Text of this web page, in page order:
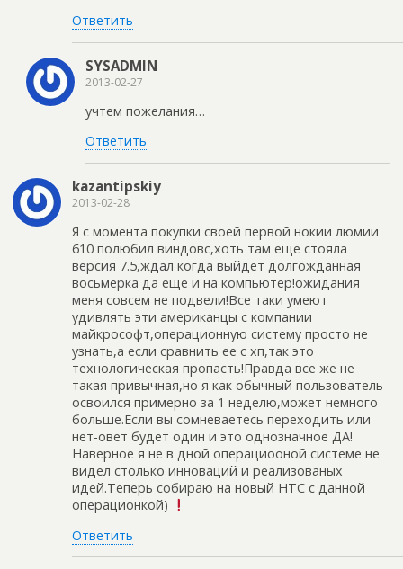
Ответить
SYSADMIN
2013-02-27
учтем пожелания…
Ответить
kazantipskiy
2013-02-28
Я с момента покупки своей первой нокии люмии
610 полюбил виндовс,хоть там еще стояла
версия 7.5,ждал когда выйдет долгожданная
восьмерка да еще и на компьютер!ожидания
меня совсем не подвели!Все таки умеют
удивлять эти американцы с компании
майкрософт,операционную систему просто не
узнать,а если сравнить ее с хп,так это
технологическая пропасть!Правда все же не
такая привычная,но я как обычный пользователь
освоился примерно за 1 неделю,может немного
больше.Если вы сомневаетесь переходить или
нет-овет будет один и это однозначное ДА!
Наверное я не в дной операциооной системе не
видел столько инноваций и реализованых
идей.Теперь собираю на новый НТС с данной
операционкой)
Ответить